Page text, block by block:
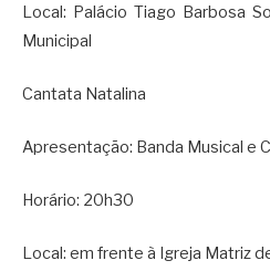
Local: Palácio Tiago Barbosa
Municipal
Cantata Natalina
Apresentação: Banda Musical e
Horário: 20h30
Local: em frente à Igreja Matriz